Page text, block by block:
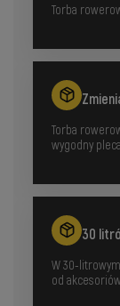
Torba
Torba
wygodny
30
W 30-
od